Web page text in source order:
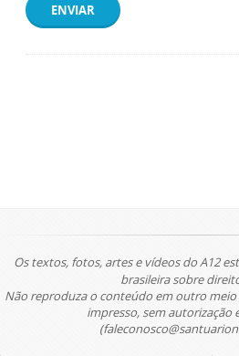
ENVIAR
Os textos, fotos, artes e vídeos do A12
brasileira sobre
Não reproduza o conteúdo em outro
impresso, sem autorização